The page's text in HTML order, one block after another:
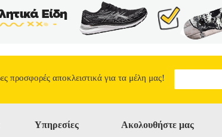
προσφορές αποκλειστικά για τα μέλη μας!
Υπηρεσίες Ακολουθήστε μας